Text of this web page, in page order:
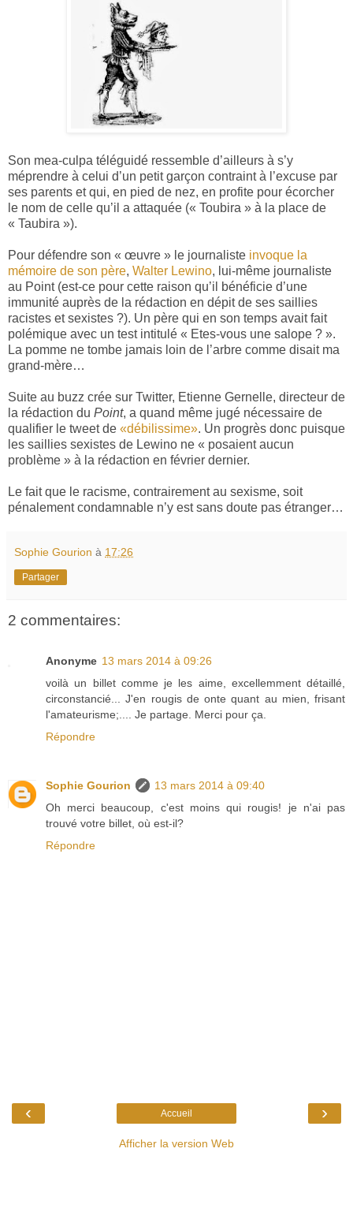
Son mea-culpa téléguidé ressemble d’ailleurs à s’y
méprendre à celui d’un petit garçon contraint à l’excuse par
ses parents et qui, en pied de nez, en profite pour écorcher
le nom de celle qu’il a attaquée (« Toubira » à la place de
« Taubira »).
Pour défendre son « œuvre » le journaliste invoque la
mémoire de son père, Walter Lewino, lui-même journaliste
au Point (est-ce pour cette raison qu’il bénéficie d’une
immunité auprès de la rédaction en dépit de ses saillies
racistes et sexistes ?). Un père qui en son temps avait fait
polémique avec un test intitulé « Etes-vous une salope ? ».
La pomme ne tombe jamais loin de l’arbre comme disait ma
grand-mère…
Suite au buzz crée sur Twitter, Etienne Gernelle, directeur de
la rédaction du Point, a quand même jugé nécessaire de
qualifier le tweet de «débilissime». Un progrès donc puisque
les saillies sexistes de Lewino ne « posaient aucun
problème » à la rédaction en février dernier.
Le fait que le racisme, contrairement au sexisme, soit
pénalement condamnable n’y est sans doute pas étranger…
Sophie Gourion à 17:26
Partager
2 commentaires:
Anonyme 13 mars 2014 à 09:26
voilà un billet comme je les aime, excellemment détaillé,
circonstancié... J'en rougis de onte quant au mien, frisant
l'amateurisme;.... Je partage. Merci pour ça.
Répondre
Sophie Gourion
13 mars 2014 à 09:40
Oh merci beaucoup, c'est moins qui rougis! je n'ai pas
trouvé votre billet, où est-il?
Répondre
‹ ›
Accueil
Afficher la version Web